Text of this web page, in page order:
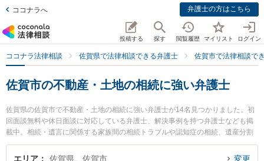
ココナラへ 弁護士の方はこちら
投稿する 探す 閲覧履歴 マイリスト ログイン
ココナラ法律相談 佐賀県で法律相談できる弁護士 佐賀市で法律相談で
佐賀市の不動産・土地の相続に強い弁護士
佐賀県の佐賀市で不動産・土地の相続に強い弁護士が14名見つかりました。初
回面談無料や休日面談に対応している弁護士、解決事例を持つ弁護士なども掲
載中。相続・遺言に関係する家族間の相続トラブルや認知症の相続、遺産分割
等の細かな分野での絞り込み検索もでき便利です。特に鬼塚・吉村法律事務所
の吉村 真一弁護士や小畑法律事務所の野口 大弁護士、ありあけ法律事務所の富
エリア 佐賀県、佐賀市 変更